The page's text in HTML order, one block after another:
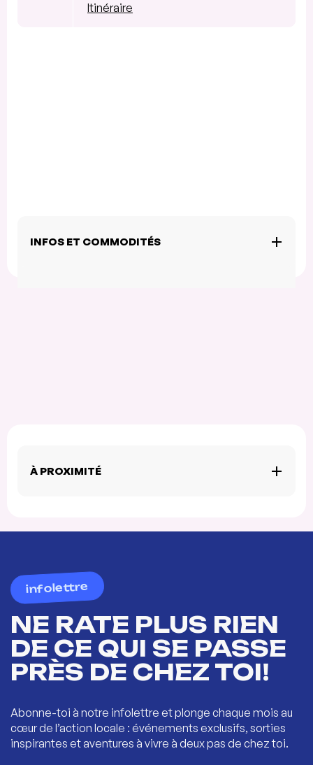
Itinéraire
INFOS ET COMMODITÉS
À PROXIMITÉ
infolettre
NE RATE PLUS RIEN
DE CE QUI SE PASSE
PRÈS DE CHEZ TOI!
Abonne-toi à notre infolettre et plonge chaque mois au
cœur de l’action locale : événements exclusifs, sorties
inspirantes et aventures à vivre à deux pas de chez toi.